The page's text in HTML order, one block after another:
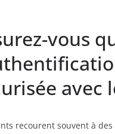
vous
avec
recourent souvent à